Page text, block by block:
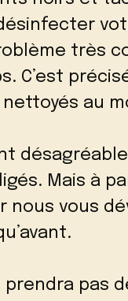
très
C’est
au
Mais à
nous vous
prendra pas